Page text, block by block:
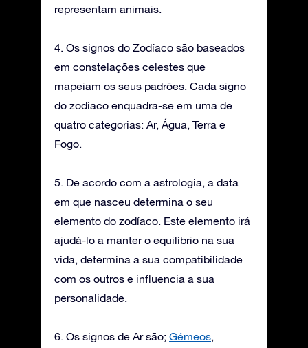
representam animais.
4. Os signos do Zodíaco são baseados
em constelações celestes que
mapeiam os seus padrões. Cada signo
do zodíaco enquadra-se em uma de
quatro categorias: Ar, Água, Terra e
Fogo.
5. De acordo com a astrologia, a data
em que nasceu determina o seu
elemento do zodíaco. Este elemento irá
ajudá-lo a manter o equilíbrio na sua
vida, determina a sua compatibilidade
com os outros e influencia a sua
personalidade.
6. Os signos de Ar são; Gémeos,